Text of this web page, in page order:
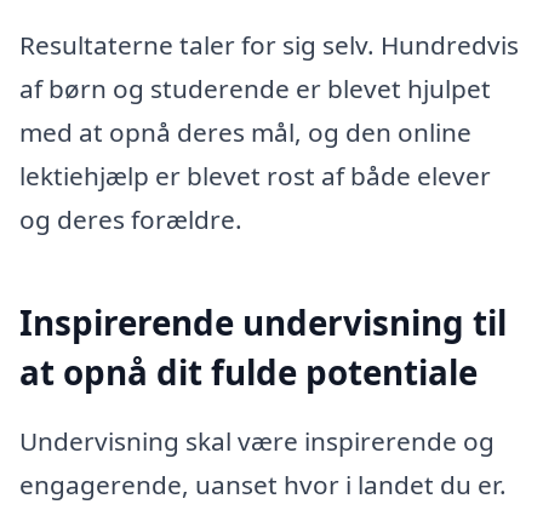
Resultaterne taler for sig selv. Hundredvis
af børn og studerende er blevet hjulpet
med at opnå deres mål, og den online
lektiehjælp er blevet rost af både elever
og deres forældre.
Inspirerende undervisning til
at opnå dit fulde potentiale
Undervisning skal være inspirerende og
engagerende, uanset hvor i landet du er.